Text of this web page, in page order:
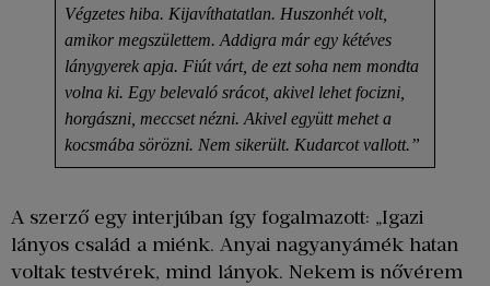
Végzetes hiba. Kijavíthatatlan. Huszonhét volt,
amikor megszülettem. Addigra már egy kétéves
lánygyerek apja. Fiút várt, de ezt soha nem mondta
volna ki. Egy belevaló srácot, akivel lehet focizni,
horgászni, meccset nézni. Akivel együtt mehet a
kocsmába sörözni. Nem sikerült. Kudarcot vallott.”
A szerző egy interjúban így fogalmazott: „Igazi
lányos család a miénk. Anyai nagyanyámék hatan
voltak testvérek, mind lányok. Nekem is nővérem